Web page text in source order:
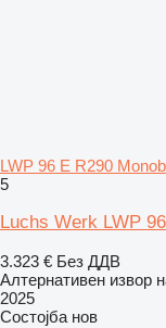
LWP 96 E R290
5
Luchs Werk LWP
3.323 € Без ДДВ
Алтернативен извор
2025
Состојба нов